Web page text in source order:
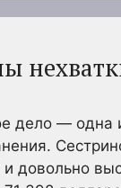
дело — одна
довольно